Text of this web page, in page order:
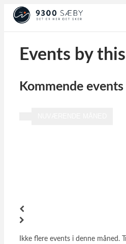
Events by
Kommende events
Ikke flere events i denne måned.